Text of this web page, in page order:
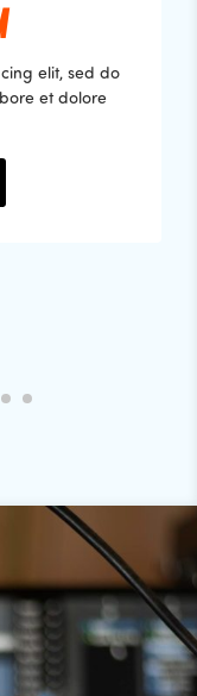
elit, sed do
et dolore